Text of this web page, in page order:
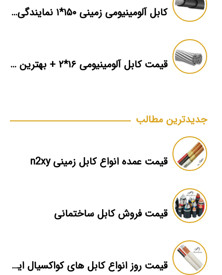
کابل آلومینیومی زمینی ۱۵۰*۱ نمایندگی فروش
قیمت کابل آلومینیومی ۱۶*۲ + بهترین برند بازار + اطلاعات فنی
جدیدترین مطالب
قیمت عمده انواع کابل زمینی n2xy
قیمت فروش کابل ساختمانی
قیمت روز انواع کابل های کواکسیال ایرانی